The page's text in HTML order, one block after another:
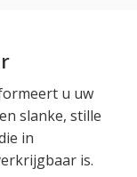
u uw
slanke, stille
in
is.